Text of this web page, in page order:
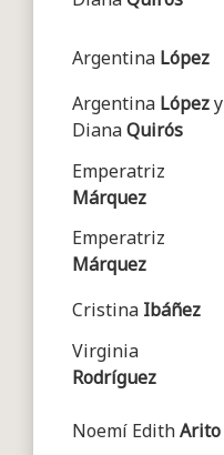
Argentina López
Argentina Lópezy
DianaQuirós
Emperatriz
Márquez
Emperatriz
Márquez
Cristina Ibáñez
Virginia
Rodríguez
Noemí EdithArito